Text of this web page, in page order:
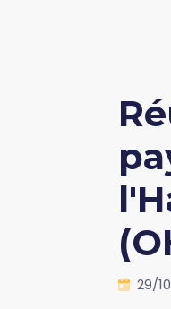
29/